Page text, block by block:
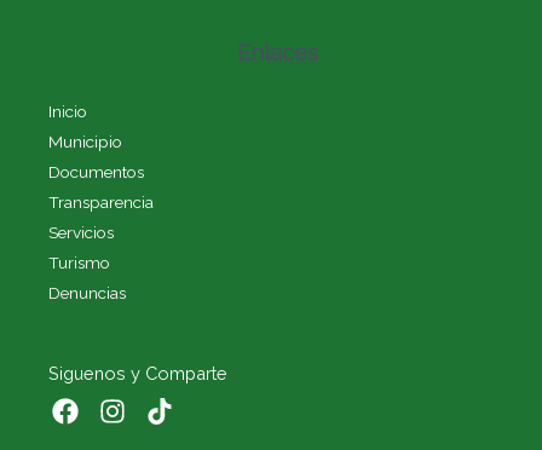
Enlaces
Inicio
Municipio
Documentos
Transparencia
Servicios
Turismo
Denuncias
Siguenos y Comparte